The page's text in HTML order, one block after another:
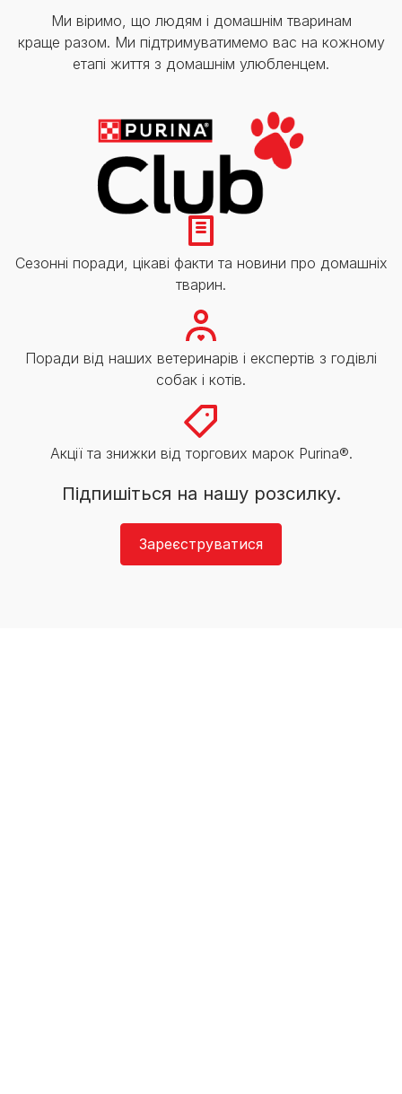
Ми віримо, що людям і домашнім тваринам
краще разом. Ми підтримуватимемо вас на кожному
етапі життя з домашнім улюбленцем.
Сезонні поради, цікаві факти та новини про домашніх
тварин.
Поради від наших ветеринарів і експертів з годівлі
собак і котів.
Акції та знижки від торгових марок Purina®.
Підпишіться на нашу розсилку.
Зареєструватися